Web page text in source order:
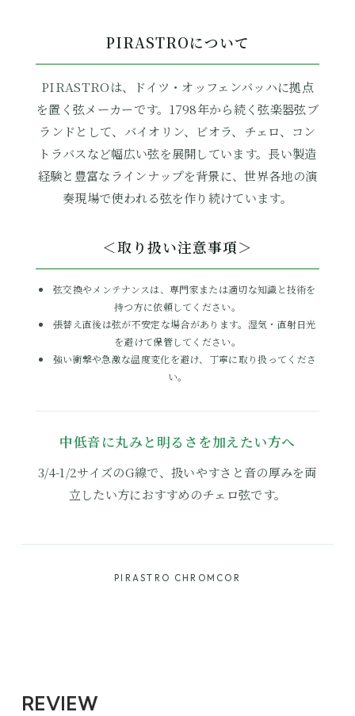
PIRASTROについて
PIRASTROは、ドイツ・オッフェンバッハに拠点
を置く弦メーカーです。1798年から続く弦楽器弦ブ
ランドとして、バイオリン、ビオラ、チェロ、コン
トラバスなど幅広い弦を展開しています。長い製造
経験と豊富なラインナップを背景に、世界各地の演
奏現場で使われる弦を作り続けています。
＜取り扱い注意事項＞
弦交換やメンテナンスは、専門家または適切な知識と技術を
持つ方に依頼してください。
張替え直後は弦が不安定な場合があります。湿気・直射日光
を避けて保管してください。
強い衝撃や急激な温度変化を避け、丁寧に取り扱ってくださ
い。
中低音に丸みと明るさを加えたい方へ
3/4-1/2サイズのG線で、扱いやすさと音の厚みを両
立したい方におすすめのチェロ弦です。
PIRASTRO CHROMCOR
REVIEW